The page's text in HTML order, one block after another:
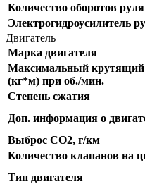
Количество оборотов
Электрогидроусилитель
Двигатель
Марка двигателя
Максимальный
(кг*м) при об./мин.
Степень сжатия
Доп. информация о
Выброс CO2, г/км
Количество клапанов на
Тип двигателя